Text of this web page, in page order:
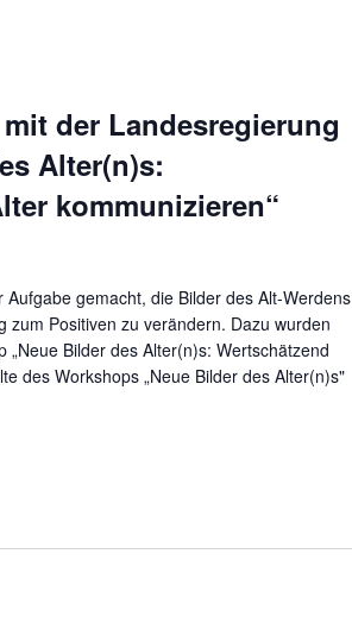
der Landesregierung
Alter(n)s:
kommunizieren“
gemacht, die Bilder des Alt-Werdens
zum Positiven zu verändern. Dazu wurden
Bilder des Alter(n)s: Wertschätzend
des Workshops „Neue Bilder des Alter(n)s"